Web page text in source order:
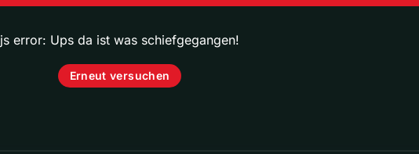
js error: Ups da ist was schiefgegangen!
Erneut versuchen